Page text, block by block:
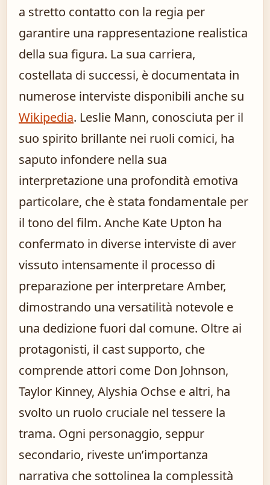
a stretto contatto con la regia per
garantire una rappresentazione realistica
della sua figura. La sua carriera,
costellata di successi, è documentata in
numerose interviste disponibili anche su
Wikipedia. Leslie Mann, conosciuta per il
suo spirito brillante nei ruoli comici, ha
saputo infondere nella sua
interpretazione una profondità emotiva
particolare, che è stata fondamentale per
il tono del film. Anche Kate Upton ha
confermato in diverse interviste di aver
vissuto intensamente il processo di
preparazione per interpretare Amber,
dimostrando una versatilità notevole e
una dedizione fuori dal comune. Oltre ai
protagonisti, il cast supporto, che
comprende attori come Don Johnson,
Taylor Kinney, Alyshia Ochse e altri, ha
svolto un ruolo cruciale nel tessere la
trama. Ogni personaggio, seppur
secondario, riveste un’importanza
narrativa che sottolinea la complessità